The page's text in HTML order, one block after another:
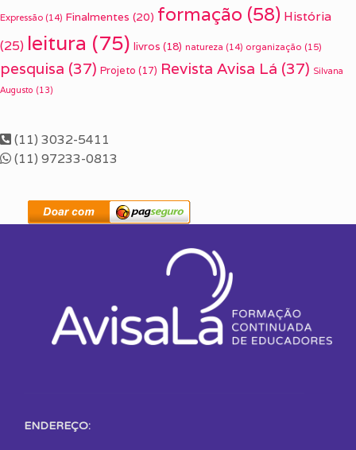
Expressão (14) Finalmentes (20) formação (58) História
(25) leitura (75) livros (18) natureza (14) organização (15)
pesquisa (37) Projeto (17) Revista Avisa Lá (37) Silvana
Augusto (13)
(11) 3032-5411
(11) 97233-0813
ENDEREÇO: